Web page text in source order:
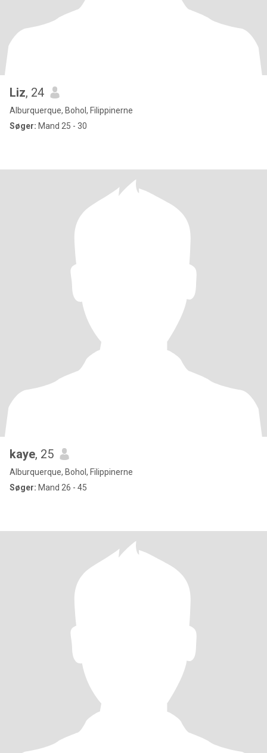
Liz, 24
Alburquerque, Bohol, Filippinerne
Søger: Mand 25 - 30
kaye, 25
Alburquerque, Bohol, Filippinerne
Søger: Mand 26 - 45